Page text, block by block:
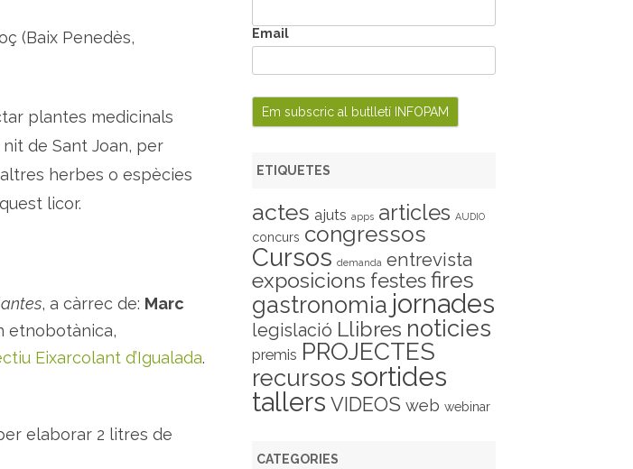
(Baix Penedès,
plantes medicinals
de Sant Joan, per
herbes o espècies
licor.
, a càrrec de: Marc
etnobotànica,
Eixarcolant d’Igualada.
elaborar 2 litres de
Email
ETIQUETES
actes ajuts apps articles AUDIO
concurs congressos
Cursos demanda entrevista
exposicions festes fires
gastronomia jornades
legislació Llibres noticies
premis PROJECTES
recursos sortides
tallers VIDEOS web webinar
CATEGORIES